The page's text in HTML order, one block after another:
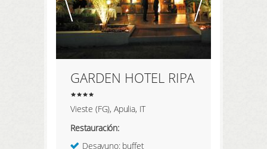
GARDEN HOTEL RIPA
Vieste (FG), Apulia, IT
Restauración:
Desayuno: buffet